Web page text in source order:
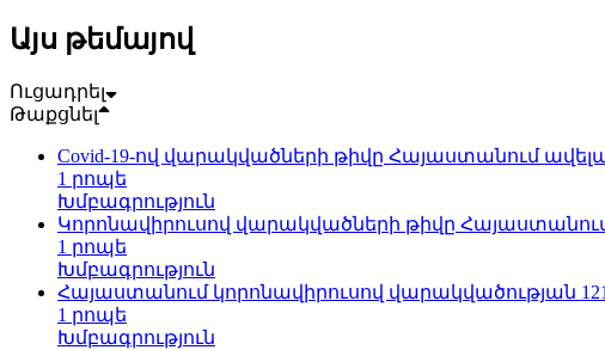
Այս թեմայով
Ուցադրել
Թաքցնել
Covid-19-ով վարակվածների թիվը Հայաստանում
1 րոպե
Խմբագրություն
Կորոնավիրուսով վարակվածների թիվը Հայաստանում
1 րոպե
Խմբագրություն
Հայաստանում կորոնավիրուսով վարակվածության
1 րոպե
Խմբագրություն